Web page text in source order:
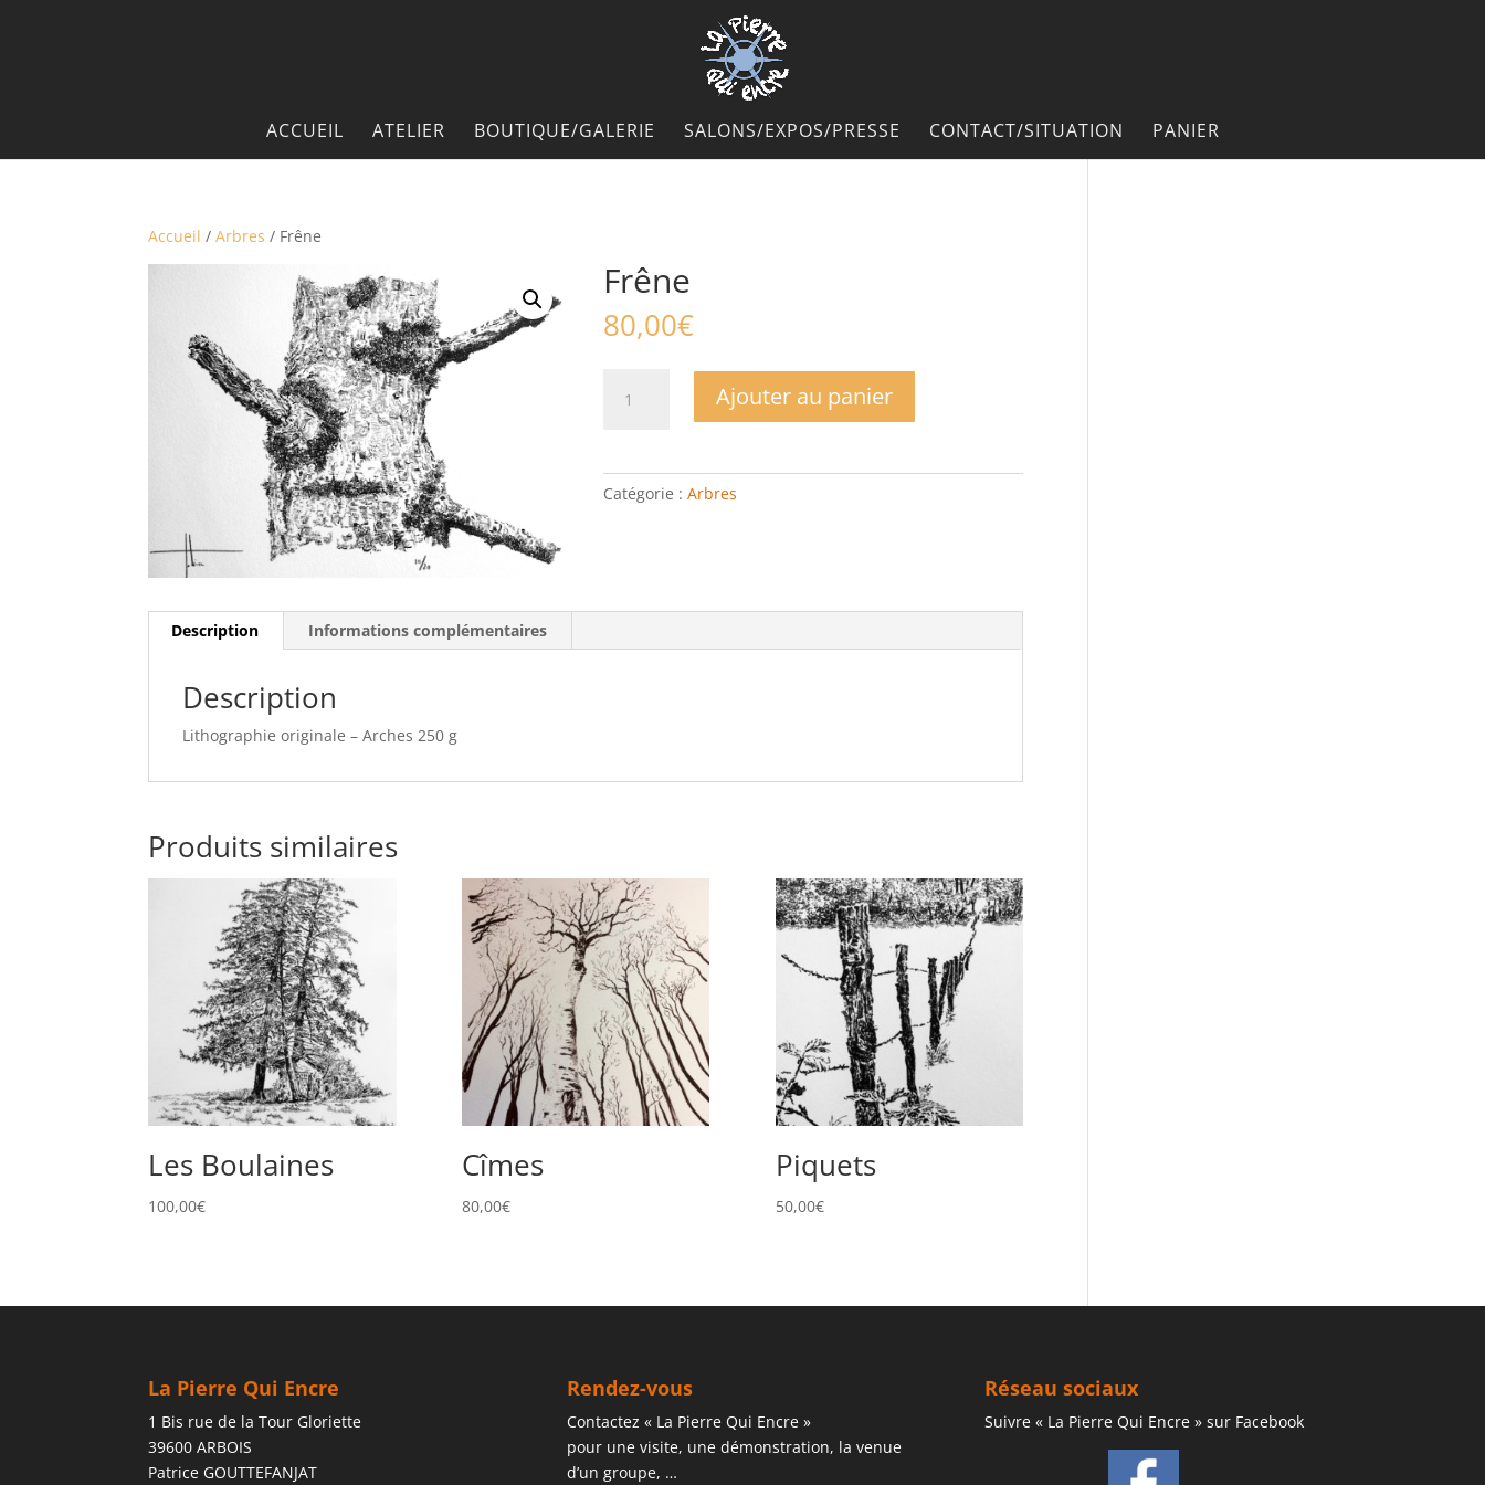
ACCUEIL ATELIER BOUTIQUE/GALERIE SALONS/EXPOS/PRESSE CONTACT/SITUATION PANIER
Accueil /Arbres / Frêne
Frêne
80,00€
Ajouter au panier
Catégorie :Arbres
Description Informations complémentaires
Description
Lithographie originale – Arches 250 g
Produits similaires
Les Boulaines
100,00€
Cîmes
80,00€
Piquets
50,00€
La Pierre Qui Encre
1 Bis rue de la Tour Gloriette
39600 ARBOIS
Patrice GOUTTEFANJAT
Rendez-vous
Contactez « La Pierre Qui Encre »
pour une visite, une démonstration, la venue
d’un groupe, …
Réseau sociaux
Suivre « La Pierre Qui Encre » sur Facebook